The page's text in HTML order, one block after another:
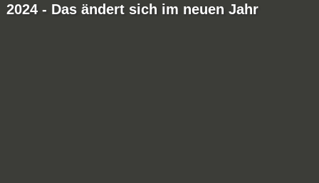
2024 - Das ändert sich im neuen Jahr